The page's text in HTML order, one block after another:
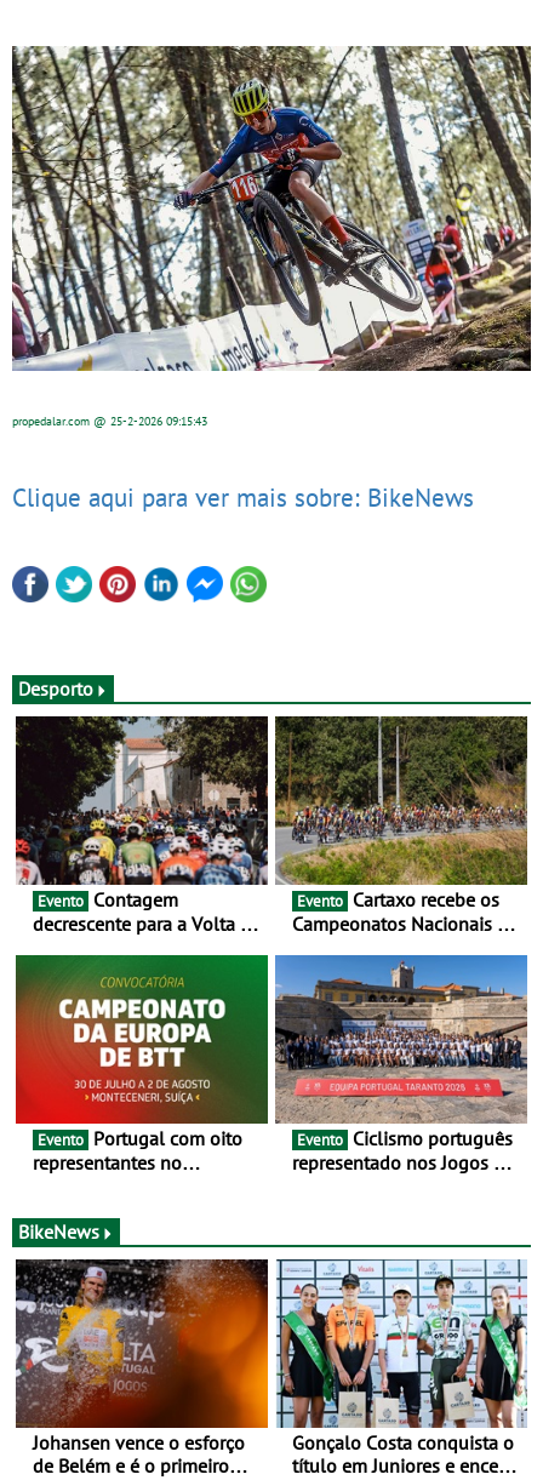
propedalar.com @ 25-2-2026 09:15:43
Clique aqui para ver mais sobre: BikeNews
Desporto
Evento
decrescente para a Volta a
as 17 equipas de 2026
Evento
Campeonatos Nacionais da
julho e 2 de agosto
Evento
representantes no
de agosto, em
Monteceneri, na Suíça
Evento
representado nos Jogos do
BikeNews
Johansen vence o esforço
de Belém e é o primeiro
Gonçalo Costa conquista o
título em Juniores e encerra